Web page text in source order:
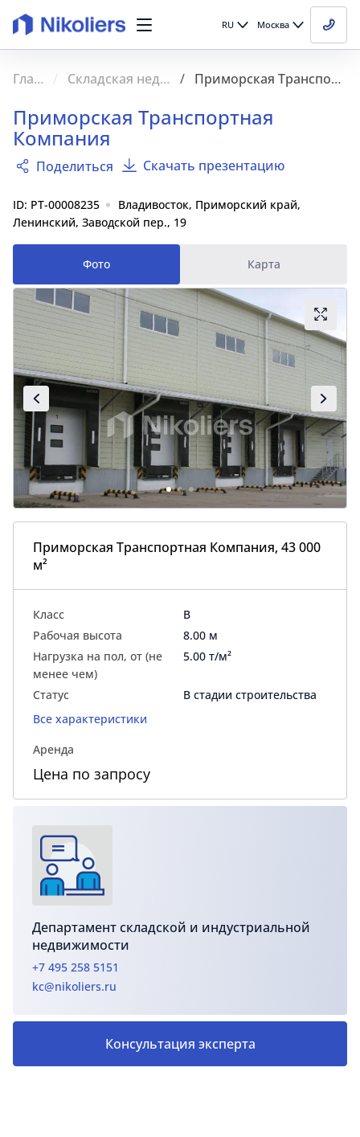
RU Москва
Главная Складская недвижимость Приморская Транспортная Компания
Приморская Транспортная
Компания
Поделиться Скачать презентацию
ID: PT-00008235
Владивосток, Приморский край,
Ленинский, Заводской пер., 19
Фото Карта
Приморская Транспортная Компания, 43 000
м²
Класс
B
Рабочая высота
8.00 м
Нагрузка на пол, от (не
менее чем)
5.00 т/м²
Статус
В стадии строительства
Все характеристики
Аренда
Цена по запросу
Департамент складской и индустриальной
недвижимости
+7 495 258 5151
kc@nikoliers.ru
Консультация эксперта